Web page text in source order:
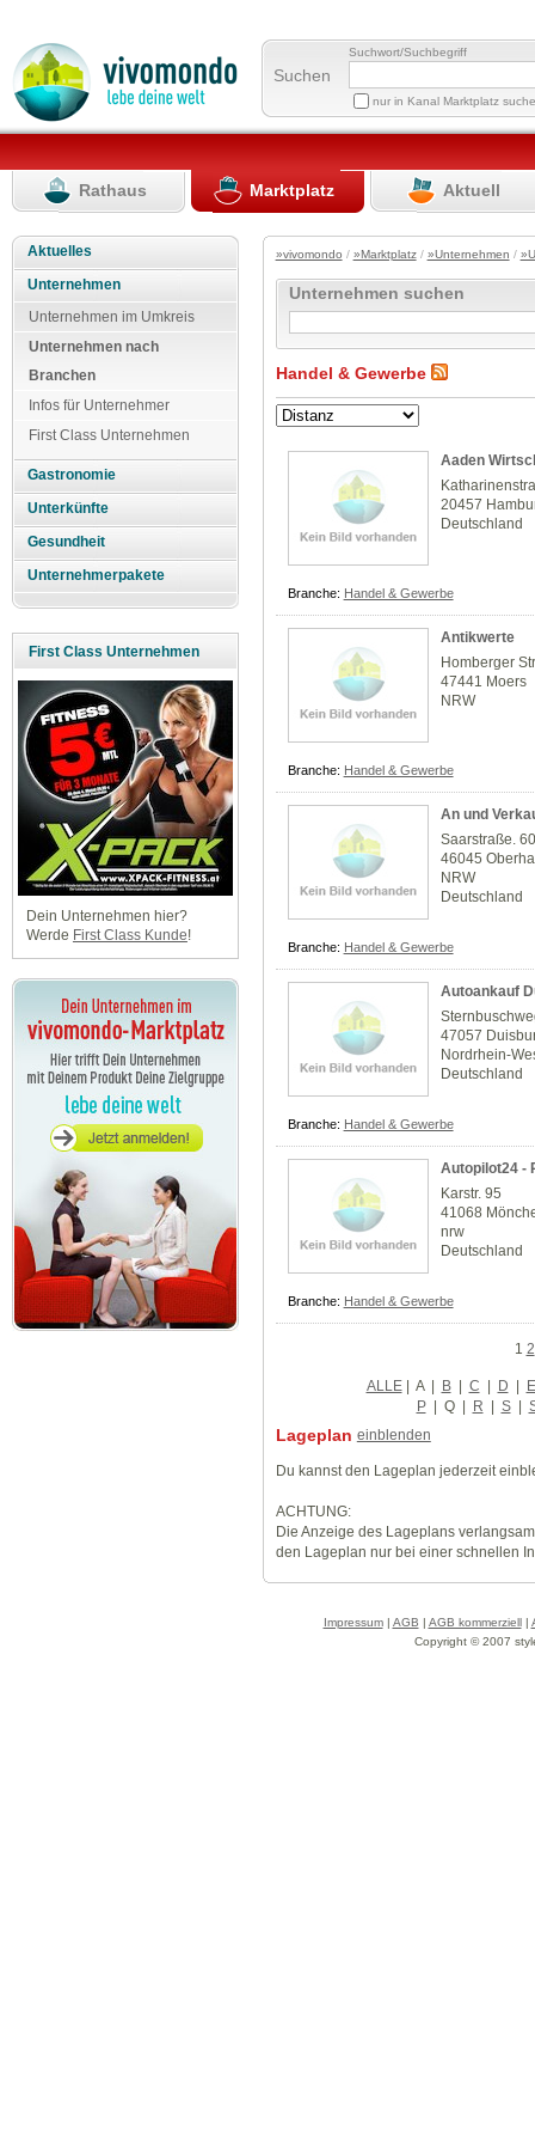
Suchen
Suchwort/Suchbegriff
nur in Kanal Marktplatz
Rathaus Marktplatz Aktuell
Aktuelles
Unternehmen
Unternehmen im Umkreis
Unternehmen nach
Branchen
Infos für Unternehmer
First Class Unternehmen
Gastronomie
Unterkünfte
Gesundheit
Unternehmerpakete
First Class Unternehmen
Dein Unternehmen hier?
Werde First Class Kunde!
»vivomondo / »Marktplatz/ »Unternehmen /
Unternehmen suchen
Handel & Gewerbe
Aaden
20457
Deutschland
Branche: Handel & Gewerbe
Antikwerte
Homberger
47441 Moers
NRW
Branche: Handel & Gewerbe
An und
Saarstraße.
46045
NRW
Deutschland
Branche: Handel & Gewerbe
Autoankauf
47057
Nordrhein-
Deutschland
Branche: Handel & Gewerbe
Autopilot24 -
Karstr. 95
41068
nrw
Deutschland
Branche: Handel & Gewerbe
1 2
ALLE| A| B | C | D | E
P | Q | R | S |
Lageplan einblenden
Du kannst den Lageplan jederzeit
ACHTUNG:
Die Anzeige des Lageplans
den Lageplan nur bei einer schnellen
Impressum| AGB | AGB kommerziell|
Copyright © 2007